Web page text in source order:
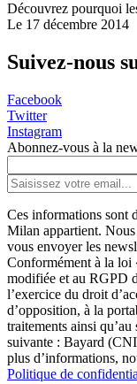
Découvrez pourquoi
Le 17 décembre 2014
Suivez-nous
Facebook
Twitter
Instagram
Abonnez-vous à la
Ces informations sont
Milan appartient.
vous envoyer les
Conformément à la loi
modifiée et au RGPD
l’exercice du droit
d’opposition, à la
traitements ainsi qu’au
suivante : Bayard
plus d’informations,
Politique de